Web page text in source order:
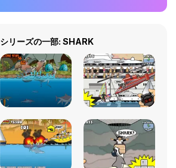
シリーズの一部: SHARK